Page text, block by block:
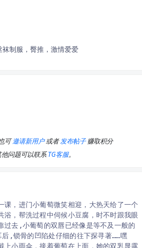
制服，臀推，激情爱爱
可邀请新用户或者发布帖子赚取积分
问题可以联系TG客服。
，进门小葡萄微笑相迎，大热天给了一个
，帮洗过程中伺候小豆腐，时不时跟我眼
过去,小葡萄的双唇已经像是等不及一般的
,锁骨的凹陷处仔细的往下探寻著……嘿
小雨伞，接着葡萄在上面，她的双乳显露